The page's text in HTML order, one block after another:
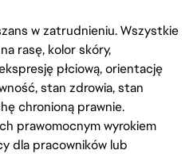
w zatrudnieniu. Wszystkie
rasę, kolor skóry,
płciową, orientację
stan zdrowia, stan
chronioną prawnie.
prawomocnym wyrokiem
dla pracowników lub